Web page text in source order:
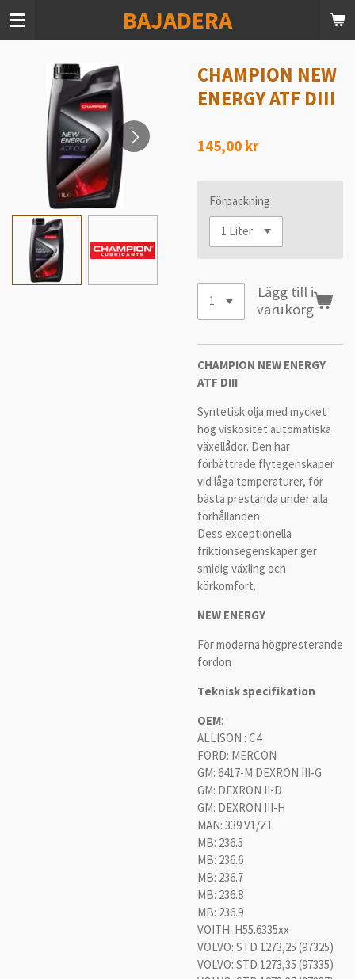
Hoppa
BAJADERA
CHAMPION NEW
ENERGY ATF DIII
145,00 kr
Förpackning
Lägg till i
varukorg
CHAMPION NEW ENERGY
ATF DIII
Syntetisk olja med mycket
hög viskositet automatiska
växellådor. Den har
förbättrade flytegenskaper
vid låga temperaturer, för
bästa prestanda under alla
förhållanden.
Dess exceptionella
friktionsegenskaper ger
smidig växling och
körkomfort.
NEW ENERGY
För moderna högpresterande
fordon
Teknisk specifikation
OEM:
ALLISON : C4
FORD: MERCON
GM: 6417-M DEXRON III-G
GM: DEXRON II-D
GM: DEXRON III-H
MAN: 339 V1/Z1
MB: 236.5
MB: 236.6
MB: 236.7
MB: 236.8
MB: 236.9
VOITH: H55.6335xx
VOLVO: STD 1273,25 (97325)
VOLVO: STD 1273,35 (97335)